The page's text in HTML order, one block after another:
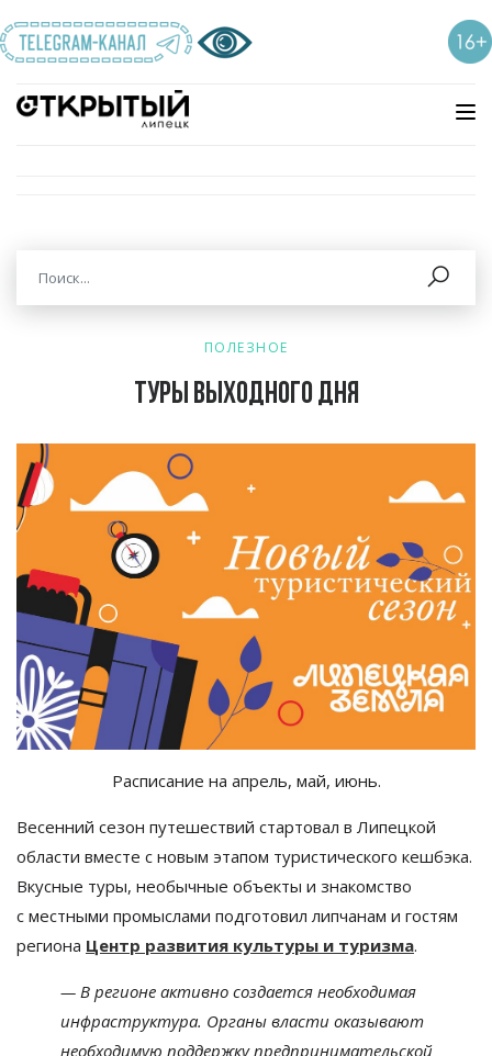
ПОЛЕЗНОЕ
Туры выходного дня
Расписание на апрель, май, июнь.
Весенний сезон путешествий стартовал в Липецкой
области вместе с новым этапом туристического кешбэка.
Вкусные туры, необычные объекты и знакомство
с местными промыслами подготовил липчанам и гостям
региона Центр развития культуры и туризма.
— В регионе активно создается необходимая
инфраструктура. Органы власти оказывают
необходимую поддержку предпринимательской